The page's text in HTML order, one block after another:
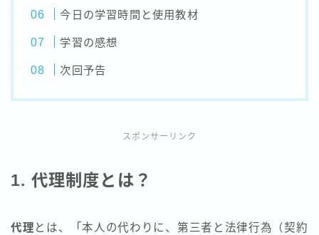
今日の学習時間と使用教材
学習の感想
次回予告
スポンサーリンク
1. 代理制度とは？
代理 とは、「本人の代わりに、第三者と法律行為（契約